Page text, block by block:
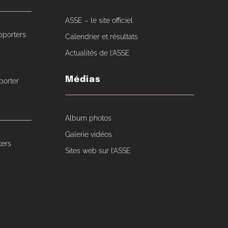
ASSE – le site officiel
Calendrier et résultats
Actualités de l’ASSE
Médias
Album photos
Galerie vidéos
Sites web sur l’ASSE